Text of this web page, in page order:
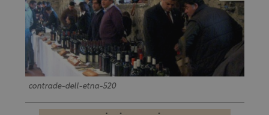
contrade-dell-etna-520